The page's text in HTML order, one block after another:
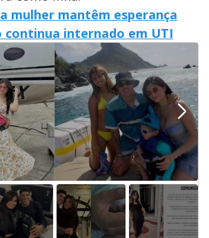
mulher mantêm esperança
continua internado em UTI